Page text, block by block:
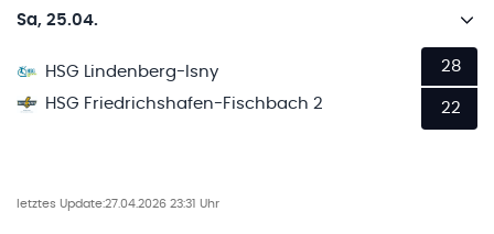
Sa, 25.04.
HSG Lindenberg-Isny
HSG Friedrichshafen-Fischbach 2
28
22
letztes Update:27.04.2026 23:31 Uhr